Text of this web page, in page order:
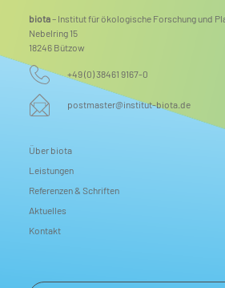
biota– Institut für ökologische Forschung und
Nebelring 15
18246 Bützow
+49 (0) 38461 9167-0
postmaster@institut-biota.de
Über biota
Leistungen
Referenzen & Schriften
Aktuelles
Kontakt